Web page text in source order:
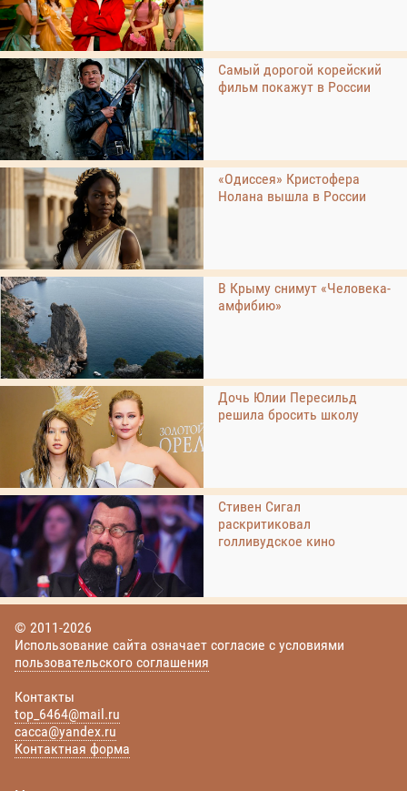
Самый дорогой корейский
фильм покажут в России
«Одиссея» Кристофера
Нолана вышла в России
В Крыму снимут «Человека-
амфибию»
Дочь Юлии Пересильд
решила бросить школу
Стивен Сигал
раскритиковал
голливудское кино
© 2011-2026
Использование сайта означает согласие с условиями
пользовательского соглашения
Контакты
top_6464@mail.ru
cacca@yandex.ru
Контактная форма